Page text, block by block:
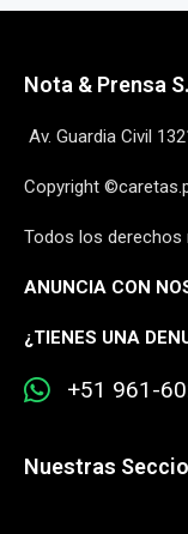
Nota & Prensa
Av. Guardia Civil
Copyright
Todos los derechos
ANUNCIA CON
¿TIENES UNA
+51 961-
Nuestras